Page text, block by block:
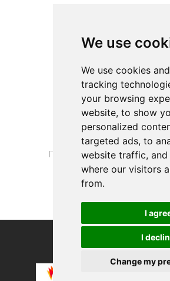
We use
We use cookies
tracking
your browsing
website, to show
personalized
targeted ads, to
website traffic,
where our visitors
from.
I
I
Change my
Kingston Canvas S...
О сайте
Свяжитесь с нами
Юридическая
Предпочтения в отношении
COPYRIGHT © 2026